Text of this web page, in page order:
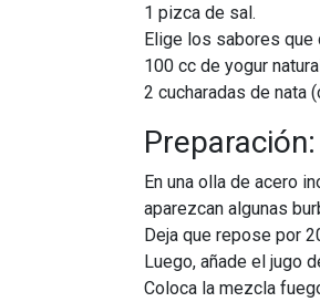
1 pizca de sal.
Elige los sabores que
100 cc de yogur
2 cucharadas de nata
Preparación:
En una olla de acero
aparezcan algunas
Deja que repose por
Luego, añade el jugo
Coloca la mezcla